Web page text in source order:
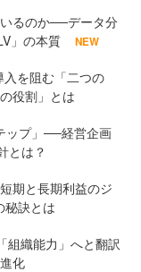
るのか──データ分
」の本質
NEW
を阻む「二つの
役割」とは
ップ」──経営企画
とは？
期と長期利益のジ
秘訣とは
組織能力」へと翻訳
化